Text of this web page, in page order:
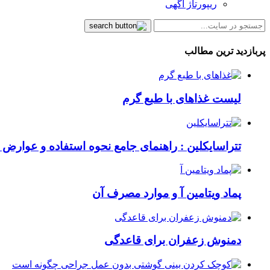
ریپورتاژ آگهی
پربازدید ترین مطالب
لیست غذاهای با طبع گرم
تتراسایکلین : راهنمای جامع نحوه استفاده و عوارض
پماد ویتامین آ و موارد مصرف آن
دمنوش زعفران برای قاعدگی